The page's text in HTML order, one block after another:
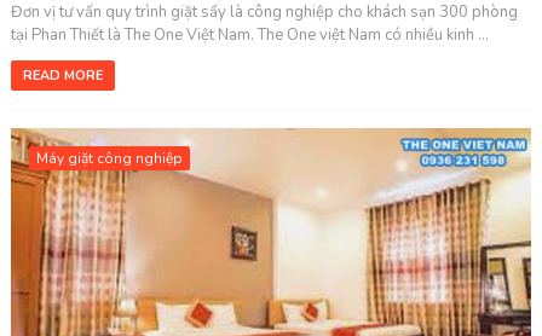
Đơn vị tư vấn quy trình giặt sấy là công nghiệp cho khách sạn 300 phòng
tại Phan Thiết là The One Việt Nam. The One việt Nam có nhiều kinh ...
READ MORE
Máy giặt công nghiệp